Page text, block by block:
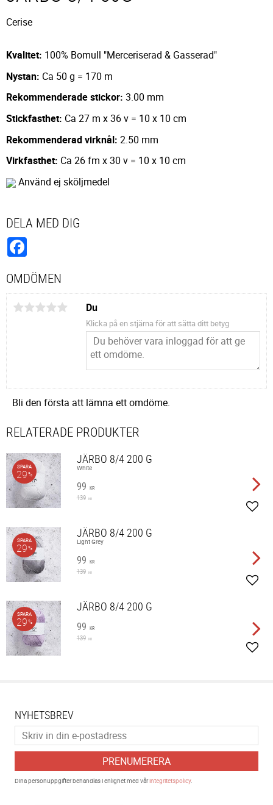
Cerise
Kvalitet: 100% Bomull "Merceriserad & Gasserad"
Nystan: Ca 50 g = 170 m
Rekommenderade stickor: 3.00 mm
Stickfasthet: Ca 27 m x 36 v = 10 x 10 cm
Rekommenderad virknål: 2.50 mm
Virkfasthet: Ca 26 fm x 30 v = 10 x 10 cm
Använd ej sköljmedel
DELA MED DIG
OMDÖMEN
Du
Klicka på en stjärna för att sätta ditt betyg
Bli den första att lämna ett omdöme.
RELATERADE PRODUKTER
JÄRBO 8/4 200 G
White
99 KR
139 KR
SPARA
29%
JÄRBO 8/4 200 G
Light Grey
99 KR
139 KR
SPARA
29%
JÄRBO 8/4 200 G
99 KR
139 KR
SPARA
29%
NYHETSBREV
PRENUMERERA
Dina personuppgifter behandlas i enlighet med vårintegritetspolicy.